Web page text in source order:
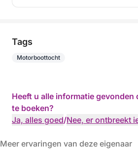
Tags
Motorboottocht
Heeft u alle informatie gevonden
te boeken?
Ja, alles goed/Nee, er ontbreekt
Meer ervaringen van deze eigenaar